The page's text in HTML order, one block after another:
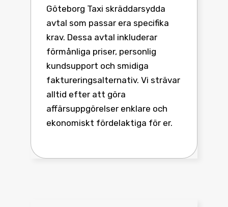
Göteborg Taxi skräddarsydda
avtal som passar era specifika
krav. Dessa avtal inkluderar
förmånliga priser, personlig
kundsupport och smidiga
faktureringsalternativ. Vi strävar
alltid efter att göra
affärsuppgörelser enklare och
ekonomiskt fördelaktiga för er.